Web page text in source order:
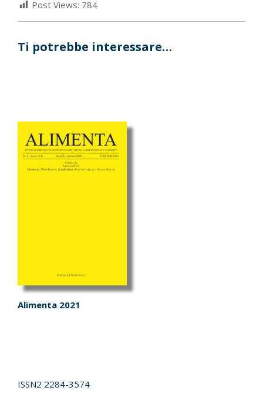
Post Views: 784
Ti potrebbe interessare…
Alimenta 2021
ISSN2 2284-3574